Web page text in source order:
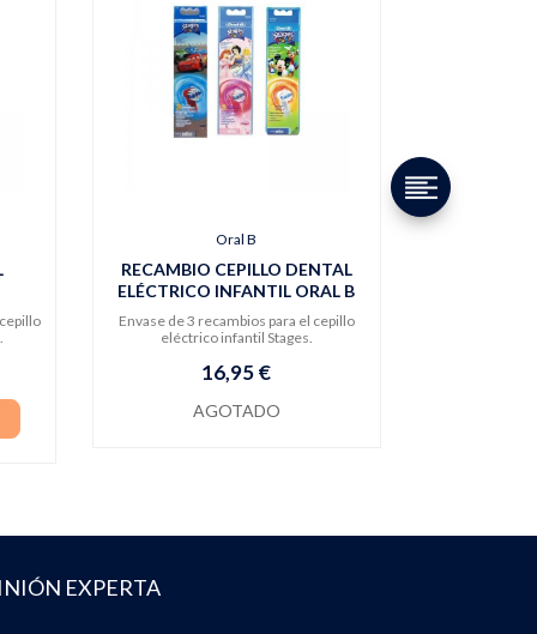
Oral B
RECAMBIO CEPILLO DENTAL
ELÉCTRICO INFANTIL ORAL B
Envase de 3 recambios para el cepillo
eléctrico infantil Stages.
16,95 €
AGOTADO
EXPERTA